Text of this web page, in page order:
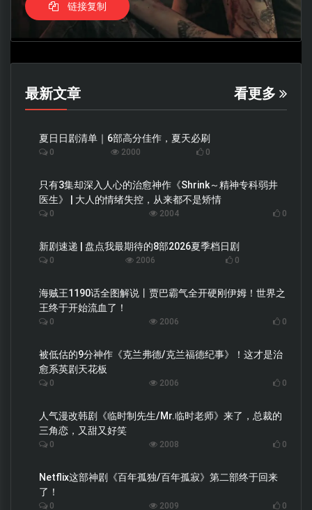
链接复制
最新文章 看更多
夏日日剧清单｜6部高分佳作，夏天必刷
0 2000 0
只有3集却深入人心的治愈神作《Shrink～精神专科弱井
医生》 | 大人的情绪失控，从来都不是矫情
0 2004 0
新剧速递 | 盘点我最期待的8部2026夏季档日剧
0 2006 0
海贼王1190话全图解说丨贾巴霸气全开硬刚伊姆！世界之
王终于开始流血了！
0 2006 0
被低估的9分神作《克兰弗德/克兰福德纪事》！这才是治
愈系英剧天花板
0 2006 0
人气漫改韩剧《临时制先生/Mr.临时老师》来了，总裁的
三角恋，又甜又好笑
0 2008 0
Netflix这部神剧《百年孤独/百年孤寂》第二部终于回来
了！
0 2009 0